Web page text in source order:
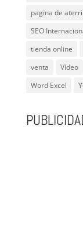
pagina de
SEO
tienda online
venta
Vídeo
Word Excel